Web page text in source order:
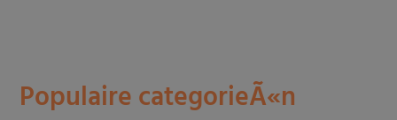
Populaire categorieÃ«n